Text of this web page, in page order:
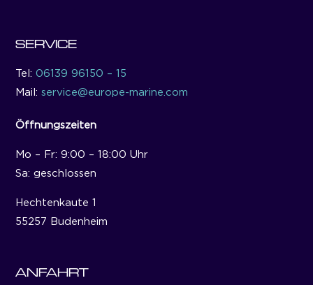
SERVICE
Tel:06139 96150 – 15
Mail:service@europe-marine.com
Öffnungszeiten
Mo – Fr: 9:00 – 18:00 Uhr
Sa: geschlossen
Hechtenkaute 1
55257 Budenheim
ANFAHRT